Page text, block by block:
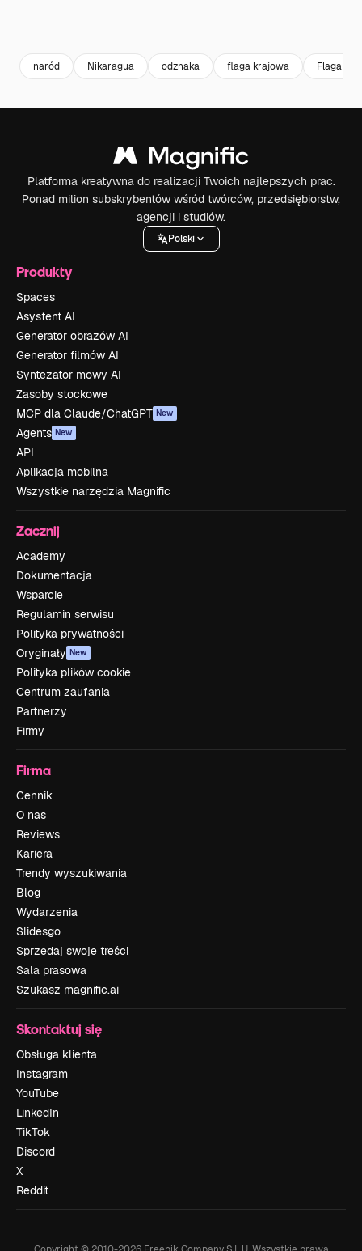
naród Nikaragua odznaka flaga krajowa Flaga
Platforma kreatywna do realizacji Twoich najlepszych prac.
Ponad milion subskrybentów wśród twórców, przedsiębiorstw,
agencji i studiów.
Polski
Produkty
Spaces
Asystent AI
Generator obrazów AI
Generator filmów AI
Syntezator mowy AI
Zasoby stockowe
MCP dla Claude/ChatGPT New
Agents New
API
Aplikacja mobilna
Wszystkie narzędzia Magnific
Zacznij
Academy
Dokumentacja
Wsparcie
Regulamin serwisu
Polityka prywatności
Oryginały New
Polityka plików cookie
Centrum zaufania
Partnerzy
Firmy
Firma
Cennik
O nas
Reviews
Kariera
Trendy wyszukiwania
Blog
Wydarzenia
Slidesgo
Sprzedaj swoje treści
Sala prasowa
Szukasz magnific.ai
Skontaktuj się
Obsługa klienta
Instagram
YouTube
LinkedIn
TikTok
Discord
X
Reddit